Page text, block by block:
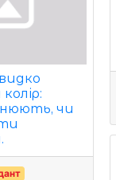
чи